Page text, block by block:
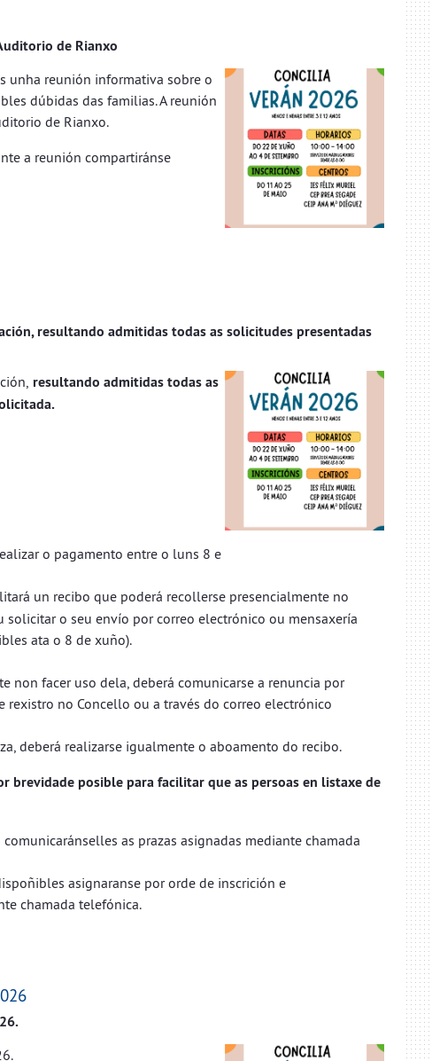
de Rianxo
unha reunión informativa sobre o
dúbidas das familias. A reunión
de Rianxo.
a reunión compartiránse
resultando admitidas todas as solicitudes presentadas
resultando admitidas todas as
o pagamento entre o luns 8 e
un recibo que poderá recollerse presencialmente no
o seu envío por correo electrónico ou mensaxería
ata o 8 de xuño).
non facer uso dela, deberá comunicarse a renuncia por
no Concello ou a través do correo electrónico
deberá realizarse igualmente o aboamento do recibo.
brevidade posible para facilitar que as persoas en listaxe de
as prazas asignadas mediante chamada
asignaranse por orde de inscrición e
chamada telefónica.